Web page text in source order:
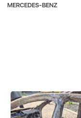
MERCEDES-BENZ